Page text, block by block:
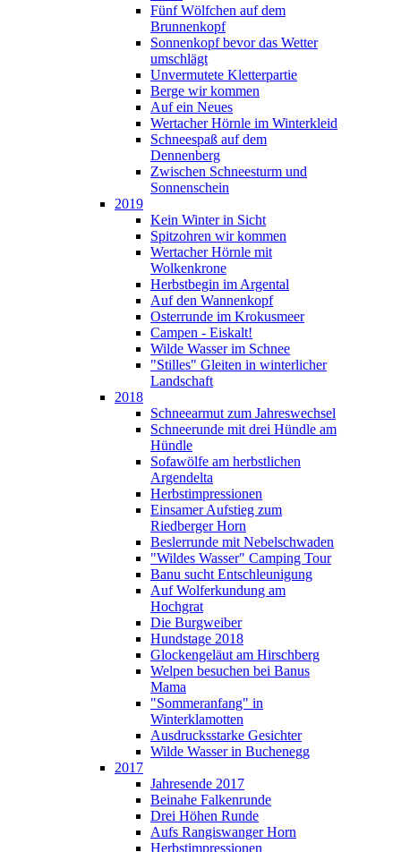
Fünf Wölfchen auf dem
Brunnenkopf
Sonnenkopf bevor das Wetter
umschlägt
Unvermutete Kletterpartie
Berge wir kommen
Auf ein Neues
Wertacher Hörnle im Winterkleid
Schneespaß auf dem
Dennenberg
Zwischen Schneesturm und
Sonnenschein
2019
Kein Winter in Sicht
Spitzohren wir kommen
Wertacher Hörnle mit
Wolkenkrone
Herbstbegin im Argental
Auf den Wannenkopf
Osterrunde im Krokusmeer
Campen - Eiskalt!
Wilde Wasser im Schnee
"Stilles" Gleiten in winterlicher
Landschaft
2018
Schneearmut zum Jahreswechsel
Schneerunde mit drei Hündle am
Hündle
Sofawölfe am herbstlichen
Argendelta
Herbstimpressionen
Einsamer Aufstieg zum
Riedberger Horn
Beslerrunde mit Nebelschwaden
"Wildes Wasser" Camping Tour
Banu sucht Entschleunigung
Auf Wolferkundung am
Hochgrat
Die Burgweiber
Hundstage 2018
Glockengeläut am Hirschberg
Welpen besuchen bei Banus
Mama
"Sommeranfang" in
Winterklamotten
Ausdrucksstarke Gesichter
Wilde Wasser in Buchenegg
2017
Jahresende 2017
Beinahe Falkenrunde
Drei Höhen Runde
Aufs Rangiswanger Horn
Herbstimpressionen